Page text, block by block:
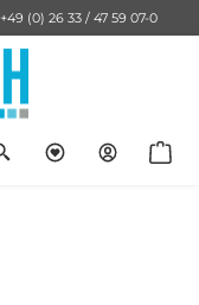
+49 (0) 26 33 / 47 59 07-0
Du hast 0